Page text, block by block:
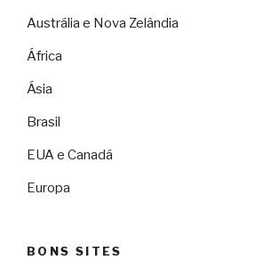
Austrália e Nova Zelândia
África
Ásia
Brasil
EUA e Canadá
Europa
BONS SITES